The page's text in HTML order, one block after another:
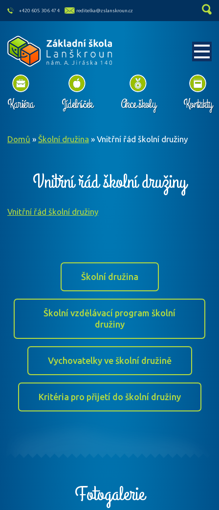
skip to main content
+420 605 306 474 reditelka@zslanskroun.cz
Kariéra Jídelníček Akce školy Kontakty
Domů » Školní družina » Vnitřní řád školní družiny
Vnitřní řád školní družiny
Vnitřní řád školní družiny
Školní družina
Školní vzdělávací program školní
družiny
Vychovatelky ve školní družině
Kritéria pro přijetí do školní družiny
Fotogalerie